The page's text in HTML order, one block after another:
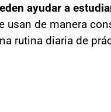
ayudar a
usan de manera
rutina diaria de